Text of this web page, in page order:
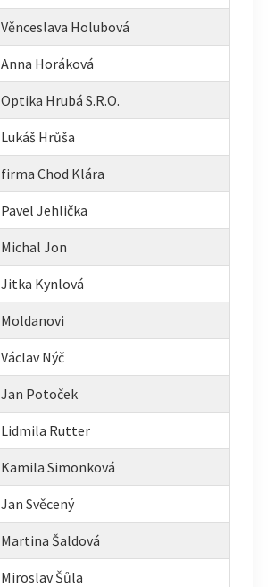
Věnceslava Holubová
Anna Horáková
Optika Hrubá S.R.O.
Lukáš Hrůša
firma Chod Klára
Pavel Jehlička
Michal Jon
Jitka Kynlová
Moldanovi
Václav Nýč
Jan Potoček
Lidmila Rutter
Kamila Simonková
Jan Svěcený
Martina Šaldová
Miroslav Šůla